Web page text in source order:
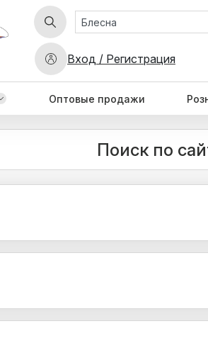
Вход / Регистрация
Оптовые продажи
Поиск по